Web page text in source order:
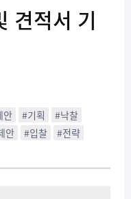
견적서 기
안 #기획
#낙찰
안 #입찰
#전략